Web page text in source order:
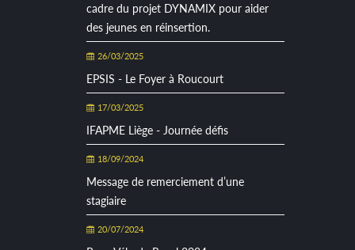
cadre du projet DYNAMIX pour aider
des jeunes en réinsertion.
26/03/2025
EPSIS - Le Foyer à Roucourt
17/03/2025
IFAPME Liège - Journée défis
18/09/2024
Message de remerciement d’une
stagiaire
20/07/2024